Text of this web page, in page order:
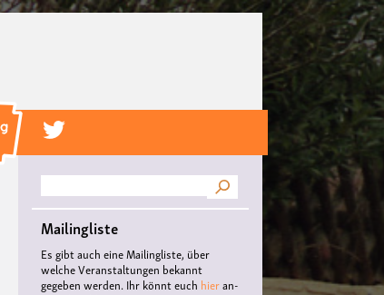
Suche
Mailingliste
Es gibt auch eine Mailingliste, über
welche Veranstaltungen bekannt
gegeben werden. Ihr könnt euch hieran-